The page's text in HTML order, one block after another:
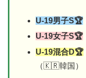
U-19男子S🏆
U-19女子S🏆
U-19混合D🏆
（🇰🇷韓国）